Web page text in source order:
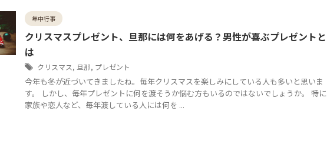
年中行事
クリスマスプレゼント、旦那には何をあげる？男性が喜ぶプレゼントと
は
クリスマス, 旦那, プレゼント
今年も冬が近づいてきましたね。毎年クリスマスを楽しみにしている人も多いと思いま
す。 しかし、毎年プレゼントに何を渡そうか悩む方もいるのではないでしょうか。 特に
家族や恋人など、毎年渡している人には何を ...